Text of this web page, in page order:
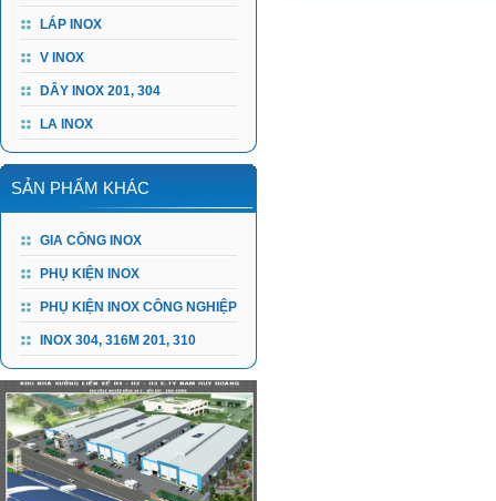
LÁP INOX
V INOX
DÂY INOX 201, 304
LA INOX
SẢN PHẨM KHÁC
GIA CÔNG INOX
PHỤ KIỆN INOX
PHỤ KIỆN INOX CÔNG NGHIỆP
INOX 304, 316M 201, 310